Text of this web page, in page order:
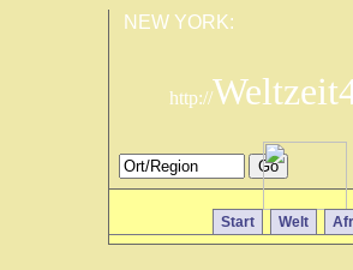
NEW YORK:
http://
Start Welt